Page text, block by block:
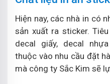
Hiện nay, các nhà in có
sản xuất ra sticker.
decal giấy, decal
thuộc vào nhu cầu đặt
mà công ty Sắc Kim sẽ